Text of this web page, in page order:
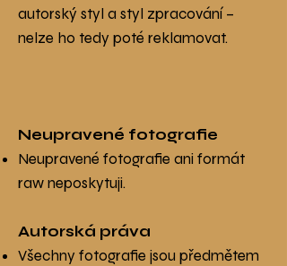
autorský styl a styl zpracování –
nelze ho tedy poté reklamovat.
Neupravené fotografie
Neupravené fotografie ani formát
raw neposkytuji.
Autorská práva
Všechny fotografie jsou předmětem